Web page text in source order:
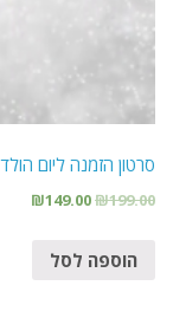
סרטון הזמנה ליום
₪199.00
₪149.00
הוספה לסל